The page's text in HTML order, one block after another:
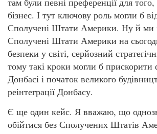
бізнес. І тут ключову роль могли б
Сполучені Штати Америки. Ну й ми
Сполучені Штати Америки на
безпеки у світі, серйозний
тому такі кроки могли б прискорити
Донбасі і початок великого
реінтеграції Донбасу.
Є ще один кейс. Я вважаю, що
обійтися без Сполучених Штатів